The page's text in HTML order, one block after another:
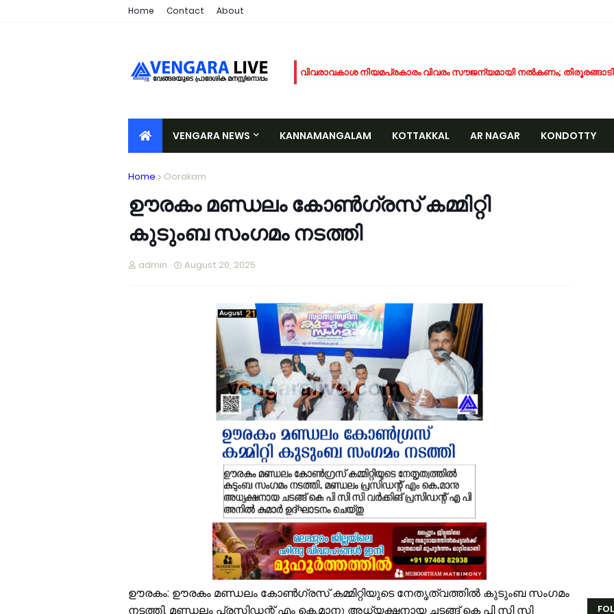
Home Contact About
വിവരാവകാശ നിയമപ്രകാരം വിവരം സൗജന്യമായി നൽകണം;
പ്രളയക്കെടുതി പ്രതിരോധം: വേങ്ങര പഞ്ചായപ്പിൽ സന്നദ്ധ
വേങ്ങരയിൽ വെള്ളക്കെട്ട് രൂക്ഷം; ദുരിതബാധിതർക്ക് ആശ്വാസവുമായി
പ്രായം തടസ്സമല്ല; തിരൂരങ്ങാടി നഗരസഭയിൽ പ്ലസ് ടൂ പൂർത്തിയാക്കിയ
വേങ്ങരയുടെ അഭിമാനമായി ഹിപ്നോട്ടിസ്റ്റ് മുഹമ്മദ് റിയാസ്; വേൾഡ്
വാട്ടർ ടാങ്ക് വൃത്തിയാക്കുന്നതിനിടെ കെട്ടിടത്തിന്റെ മുകളിൽ നിന്ന് വീണു
പാണക്കാട് ശിഹാബ് തങ്ങളുടെ സ്മാരകമന്ദിരം വൈകാതെ
എസ്. എം. സർവർ മെഗാ ക്വിസ് -മലപ്പുറം ഈസ്റ്റ് സോൺ മത്സരം സമാപിച്ചു
സൗദിയിൽ വാഹനാപകടത്തിൽ മൂന്നിയൂർ സ്വദേശി മരണപ്പെട്ടു
ഓണക്കാലത്തെ റേഷൻ വിതരണം തിങ്കളാഴ്ച മുതൽ; കാർഡുകൾക്കുള്ള
സംവരണ നിയമനങ്ങളിൽ സ്പെഷ്യൽ റിക്രൂട്ട്മെന്റ് നടത്തണം: ഒ.ബി.സി,
ഇൻഫാന്റിനോക്കെതിരെ അവിശ്വാസ പ്രമേയ നീക്കവുമായി യുവേഫ;
എസ്.എം.സർവർ മെഗാ ഉറുദു ക്വിസ് മത്സരം സമാപിച്ചു
ഒതുക്കുങ്ങൽ ഗവൺമെന്റ് ഹയർ സെക്കന്ററി സ്കൂളിന് പ്രത്യേക പാക്കേജ്
വേങ്ങര ടൗൺ പൗരസമിതി ഫുട്ബോൾ പ്രവചന മത്സരം: വിജയിക്ക് മന്ത്രി
ശിഹാബ് തങ്ങളെ അനുസ്മരിച്ച് പി.കെ. കുഞ്ഞാലിക്കുട്ടി
കൂരിയാട് വ്യാപാരി വ്യവസായി ഏകോപന സമിതിയുടെ നേതൃത്വത്തിൽ
VENGARA NEWS KANNAMANGALAM KOTTAKKAL AR NAGAR KONDOTTY
VALIYORA
Home Oorakam
ഊരകം മണ്ഡലം കോൺഗ്രസ്‌ കമ്മിറ്റി
കുടുംബ സംഗമം നടത്തി
admin August 20, 2025
ഊരകം: ഊരകം മണ്ഡലം കോൺഗ്രസ്‌ കമ്മിറ്റിയുടെ നേതൃത്വത്തിൽ കുടുംബ സംഗമം
നടത്തി. മണ്ഡലം പ്രസിഡന്റ്‌ എം കെ.മാനു അധ്യക്ഷനായ ചടങ്ങ് കെ പി സി സി